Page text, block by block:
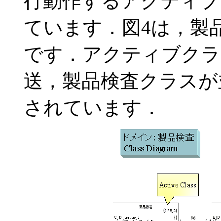
ています．図4は，製
です．アクティブク
送，製品検査クラス
されています．